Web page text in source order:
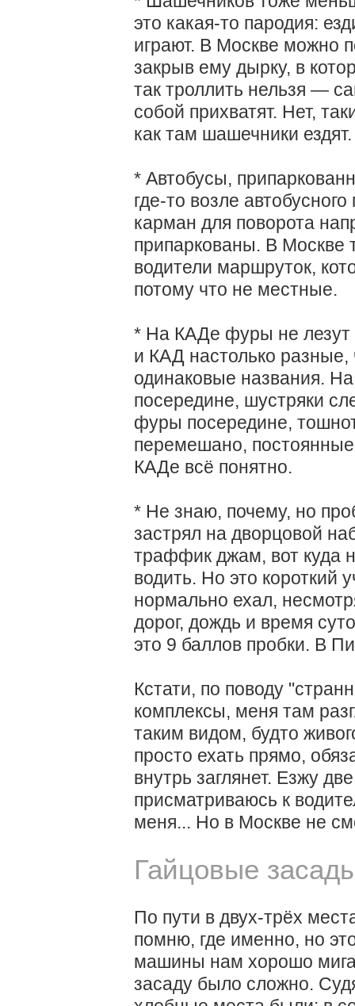
это какая-то пародия:
играют. В Москве можно
закрыв ему дырку, в
так троллить нельзя —
собой прихватят. Нет,
как там шашечники ездят.
* Автобусы,
где-то возле
карман для поворота
припаркованы. В Москве
водители маршруток,
потому что не местные.
* На КАДе фуры не
и КАД настолько разные,
одинаковые названия.
посередине, шустряки
фуры посередине,
перемешано, постоянные
КАДе всё понятно.
* Не знаю, почему, но
застрял на дворцовой
траффик джам, вот куда
водить. Но это короткий
нормально ехал,
дорог, дождь и время
это 9 баллов пробки. В
Кстати, по поводу
комплексы, меня там
таким видом, будто
просто ехать прямо,
внутрь заглянет. Езжу
присматриваюсь к
меня... Но в Москве не
Гайцовые
По пути в двух-трёх
помню, где именно, но
машины нам хорошо
засаду было сложно.